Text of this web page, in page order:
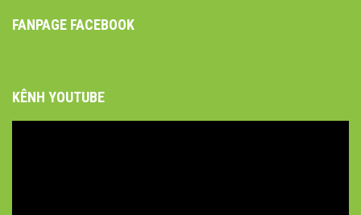
FANPAGE FACEBOOK
KÊNH YOUTUBE